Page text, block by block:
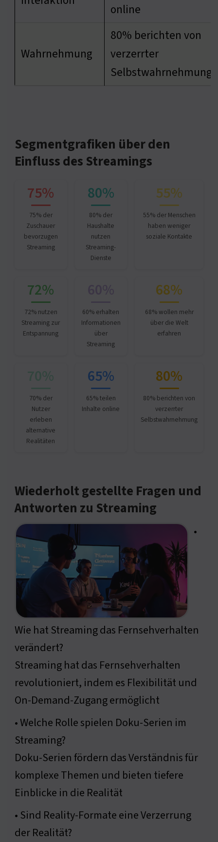
online
Wahrnehmung
80% berichten von
verzerrter
Selbstwahrnehmung
Segmentgrafiken über den
Einfluss des Streamings
75%
75% der
Zuschauer
bevorzugen
Streaming
80%
80% der
Haushalte
nutzen
Streaming-
Dienste
55%
55% der Menschen
haben weniger
soziale Kontakte
72%
72% nutzen
Streaming zur
Entspannung
60% erhalten
Informationen
über
Streaming
68%
68% wollen mehr
über die Welt
erfahren
70%
70% der
Nutzer
erleben
alternative
Realitäten
65%
65% teilen
Inhalte online
80%
80% berichten von
verzerrter
Selbstwahrnehmung
Wiederholt gestellte Fragen und
Antworten zu Streaming
•
Wie hat Streaming das Fernsehverhalten
verändert?
Streaming hat das Fernsehverhalten
revolutioniert, indem es Flexibilität und
On-Demand-Zugang ermöglicht
• Welche Rolle spielen Doku-Serien im
Streaming?
Doku-Serien fördern das Verständnis für
komplexe Themen und bieten tiefere
Einblicke in die Realität
• Sind Reality-Formate eine Verzerrung
der Realität?